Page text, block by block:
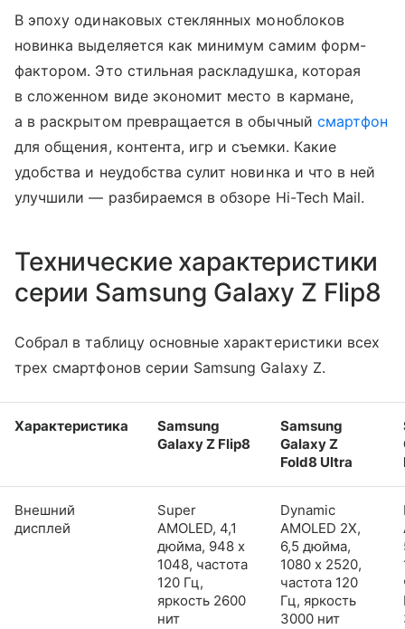
В эпоху одинаковых стеклянных моноблоков
новинка выделяется как минимум самим форм-
фактором. Это стильная раскладушка, которая
в сложенном виде экономит место в кармане,
а в раскрытом превращается в обычный смартфон
для общения, контента, игр и съемки. Какие
удобства и неудобства сулит новинка и что в ней
улучшили — разбираемся в обзоре Hi-Tech Mail.
Технические характеристики
серии Samsung Galaxy Z Flip8
Собрал в таблицу основные характеристики всех
трех смартфонов серии Samsung Galaxy Z.
Характеристика
Samsung
Galaxy Z Flip8
Samsung
Galaxy Z
Fold8 Ultra
Внешний
дисплей
Super
AMOLED, 4,1
дюйма, 948 x
1048, частота
120 Гц,
яркость 2600
нит
Dynamic
AMOLED 2X,
6,5 дюйма,
1080 x 2520,
частота 120
Гц, яркость
3000 нит